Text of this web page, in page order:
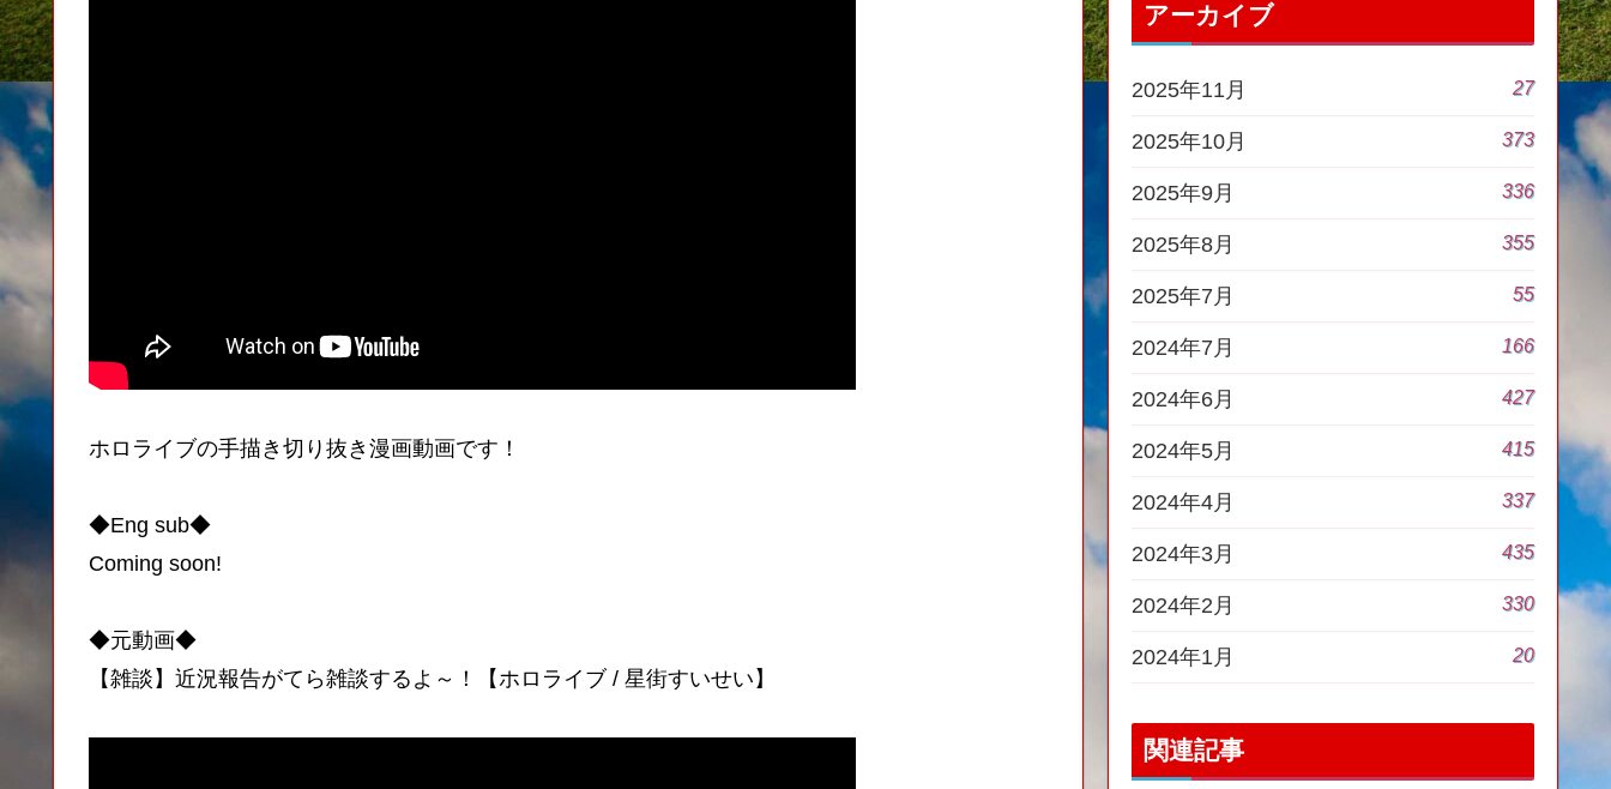
ホロライブの手描き切り抜き漫画動画です！
◆Eng sub◆
Coming soon!
◆元動画◆
【雑談】近況報告がてら雑談するよ～！【ホロライブ / 星街すいせい】
アーカイブ
2025年11月 27
2025年10月 373
2025年9月 336
2025年8月 355
2025年7月 55
2024年7月 166
2024年6月 427
2024年5月 415
2024年4月 337
2024年3月 435
2024年2月 330
2024年1月 20
関連記事